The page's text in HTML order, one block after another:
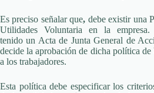
Es preciso señalar que, debe existir una
Utilidades Voluntaria en la
tenido un Acta de Junta General de
decide la aprobación de dicha política
a los trabajadores.
Esta política debe especificar los